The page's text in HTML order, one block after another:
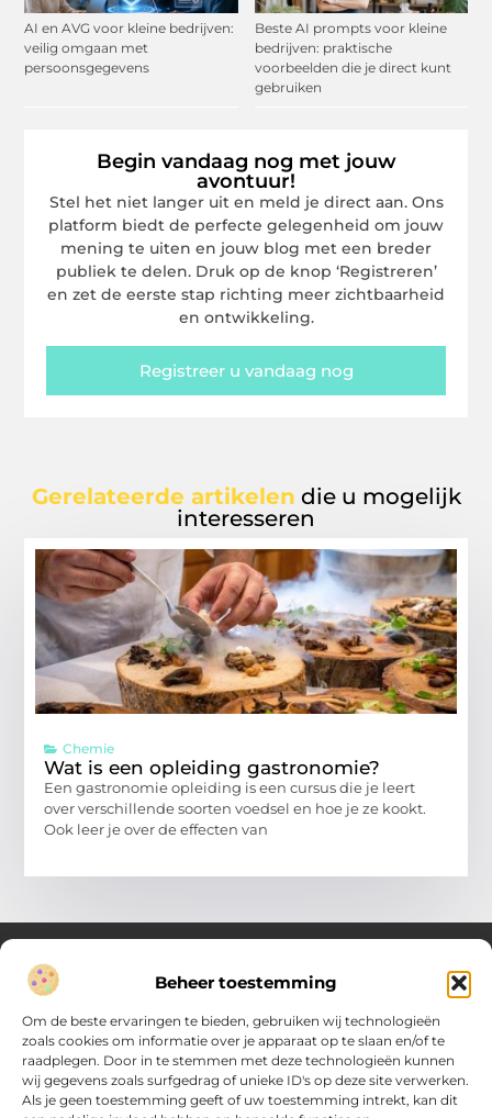
Beheer toestemming
Om de beste ervaringen te bieden, gebruiken wij technologieën
zoals cookies om informatie over je apparaat op te slaan en/of te
raadplegen. Door in te stemmen met deze technologieën kunnen
wij gegevens zoals surfgedrag of unieke ID's op deze site verwerken.
Als je geen toestemming geeft of uw toestemming intrekt, kan dit
AI en AVG voor kleine bedrijven:
veilig omgaan met
persoonsgegevens
Beste AI prompts voor kleine
bedrijven: praktische
voorbeelden die je direct kunt
gebruiken
Begin vandaag nog met jouw
avontuur!
Stel het niet langer uit en meld je direct aan. Ons
platform biedt de perfecte gelegenheid om jouw
mening te uiten en jouw blog met een breder
publiek te delen. Druk op de knop ‘Registreren’
en zet de eerste stap richting meer zichtbaarheid
en ontwikkeling.
Registreer u vandaag nog
Gerelateerde artikelen die u mogelijk
interesseren
Chemie
Wat is een opleiding gastronomie?
Een gastronomie opleiding is een cursus die je leert
over verschillende soorten voedsel en hoe je ze kookt.
Ook leer je over de effecten van
Inzicht en inspiratie voor jouw dagelijkse keuzes
Ontdek gevarieerde content vol praktische tips, doordachte
inzichten en vernieuwende ideeën. Alles wat je nodig hebt om
met meer overzicht.